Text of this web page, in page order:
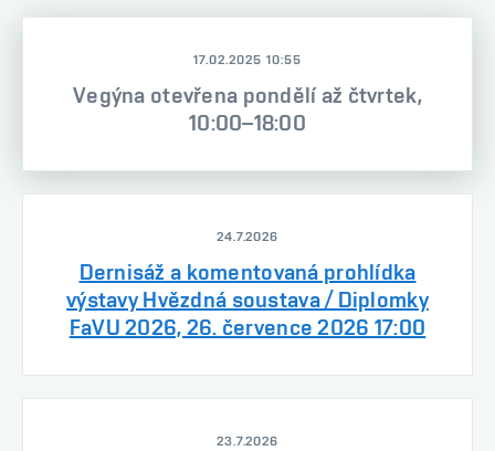
17.02.2025 10:55
Vegýna otevřena pondělí až čtvrtek,
10:00–18:00
24.7.2026
Dernisáž a komentovaná prohlídka
výstavy Hvězdná soustava / Diplomky
FaVU 2026, 26. července 2026 17:00
23.7.2026